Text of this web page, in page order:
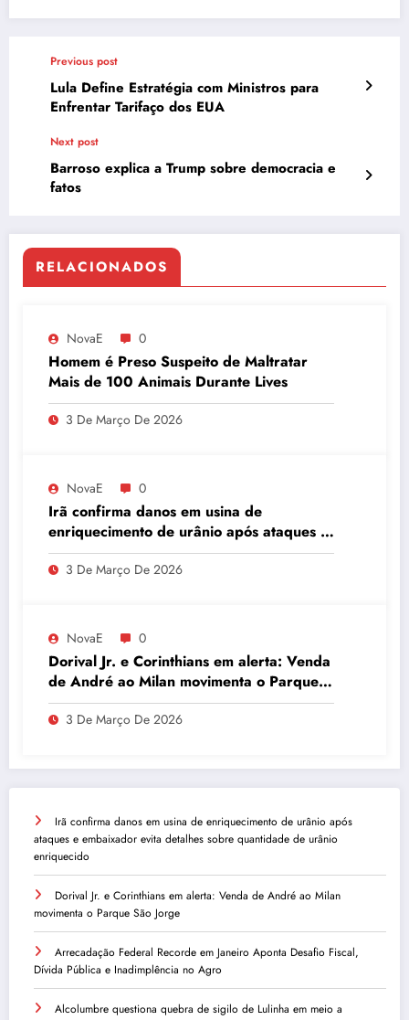
Previous post
Lula Define Estratégia com Ministros para
Enfrentar Tarifaço dos EUA
Next post
Barroso explica a Trump sobre democracia e
fatos
RELACIONADOS
NovaE 0
Homem é Preso Suspeito de Maltratar
Mais de 100 Animais Durante Lives
3 De Março De 2026
NovaE 0
Irã confirma danos em usina de
enriquecimento de urânio após ataques e
embaixador evita detalhes sobre
quantidade de urânio enriquecido
3 De Março De 2026
NovaE 0
Dorival Jr. e Corinthians em alerta: Venda
de André ao Milan movimenta o Parque
São Jorge
3 De Março De 2026
Irã confirma danos em usina de enriquecimento de urânio após
ataques e embaixador evita detalhes sobre quantidade de urânio
enriquecido
Dorival Jr. e Corinthians em alerta: Venda de André ao Milan
movimenta o Parque São Jorge
Arrecadação Federal Recorde em Janeiro Aponta Desafio Fiscal,
Dívida Pública e Inadimplência no Agro
Alcolumbre questiona quebra de sigilo de Lulinha em meio a